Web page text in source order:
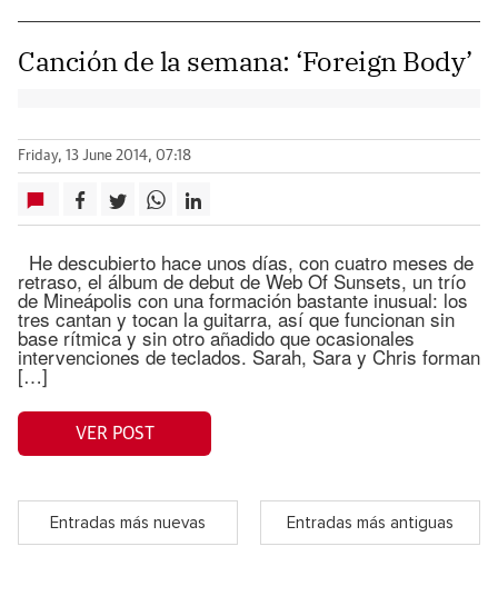
Canción de la semana: ‘Foreign Body’
Friday, 13 June 2014, 07:18
He descubierto hace unos días, con cuatro meses de
retraso, el álbum de debut de Web Of Sunsets, un trío
de Mineápolis con una formación bastante inusual: los
tres cantan y tocan la guitarra, así que funcionan sin
base rítmica y sin otro añadido que ocasionales
intervenciones de teclados. Sarah, Sara y Chris forman
[…]
VER POST
Entradas más nuevas Entradas más antiguas